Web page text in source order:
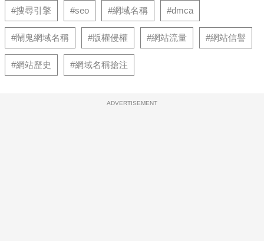
#搜尋引擎 #seo #網域名稱 #dmca
#鬧鬼網域名稱 #版權侵權 #網站流量 #網站信譽
#網站歷史 #網域名稱搶注
ADVERTISEMENT